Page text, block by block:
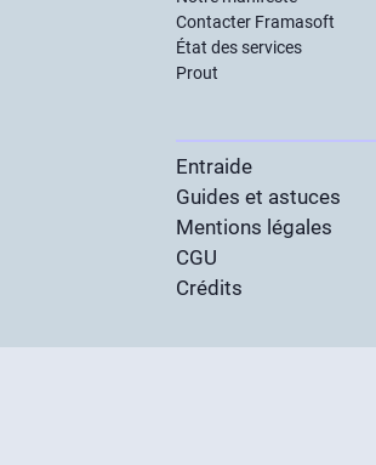
Contacter Framasoft
État des services
Prout
Entraide
Guides et astuces
Mentions légales
CGU
Crédits